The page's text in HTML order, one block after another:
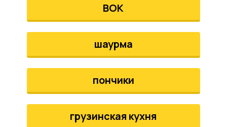
ВОК
шаурма
пончики
грузинская кухня